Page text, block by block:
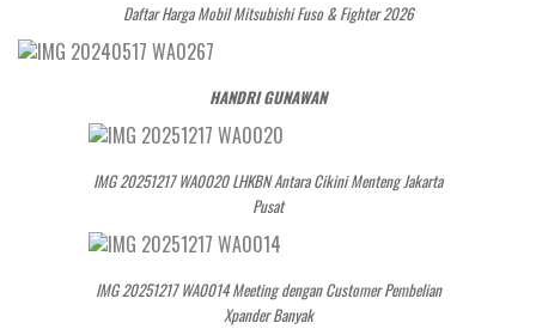
Daftar Harga Mobil Mitsubishi Fuso & Fighter 2026
HANDRI GUNAWAN
IMG 20251217 WA0020 LHKBN Antara Cikini Menteng Jakarta
Pusat
IMG 20251217 WA0014 Meeting dengan Customer Pembelian
Xpander Banyak